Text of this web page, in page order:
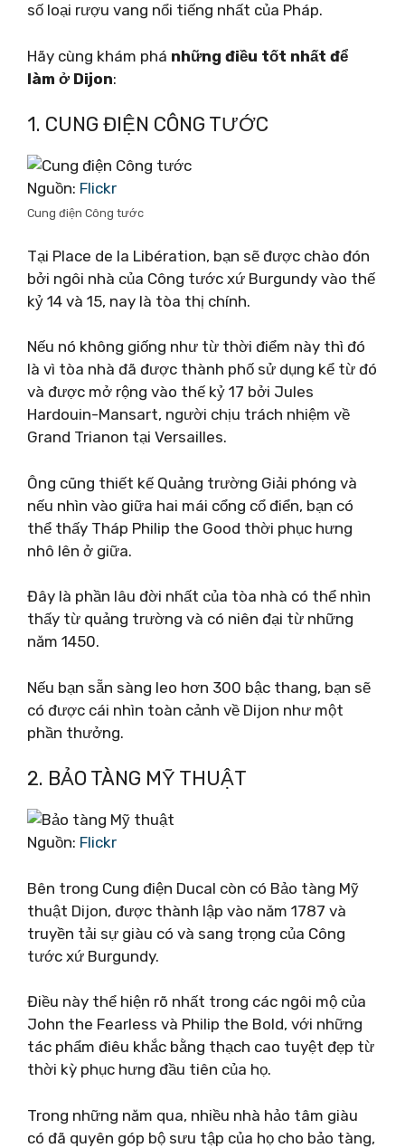
số loại rượu vang nổi tiếng nhất của Pháp.
Hãy cùng khám phá những điều tốt nhất để
làm ở Dijon:
1. CUNG ĐIỆN CÔNG TƯỚC
Nguồn: Flickr
Cung điện Công tước
Tại Place de la Libération, bạn sẽ được chào đón
bởi ngôi nhà của Công tước xứ Burgundy vào thế
kỷ 14 và 15, nay là tòa thị chính.
Nếu nó không giống như từ thời điểm này thì đó
là vì tòa nhà đã được thành phố sử dụng kể từ đó
và được mở rộng vào thế kỷ 17 bởi Jules
Hardouin-Mansart, người chịu trách nhiệm về
Grand Trianon tại Versailles.
Ông cũng thiết kế Quảng trường Giải phóng và
nếu nhìn vào giữa hai mái cổng cổ điển, bạn có
thể thấy Tháp Philip the Good thời phục hưng
nhô lên ở giữa.
Đây là phần lâu đời nhất của tòa nhà có thể nhìn
thấy từ quảng trường và có niên đại từ những
năm 1450.
Nếu bạn sẵn sàng leo hơn 300 bậc thang, bạn sẽ
có được cái nhìn toàn cảnh về Dijon như một
phần thưởng.
2. BẢO TÀNG MỸ THUẬT
Nguồn: Flickr
Bên trong Cung điện Ducal còn có Bảo tàng Mỹ
thuật Dijon, được thành lập vào năm 1787 và
truyền tải sự giàu có và sang trọng của Công
tước xứ Burgundy.
Điều này thể hiện rõ nhất trong các ngôi mộ của
John the Fearless và Philip the Bold, với những
tác phẩm điêu khắc bằng thạch cao tuyệt đẹp từ
thời kỳ phục hưng đầu tiên của họ.
Trong những năm qua, nhiều nhà hảo tâm giàu
có đã quyên góp bộ sưu tập của họ cho bảo tàng,